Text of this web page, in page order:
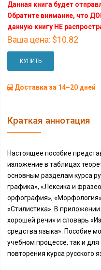
Данная книга будет
Обратите внимание, что
данную книгу НЕ
Ваша цена: $10.82
КУПИТЬ
Доставка за 14–20 дней
Краткая аннотация
Настоящее пособие
изложение в таблицах
основным разделам курса
графика», «Лексика и
орфография»,
«Стилистика». В
хорошей речи» и словарь
средства языка». Пособие
учебном процессе, так и
повторения курса русского